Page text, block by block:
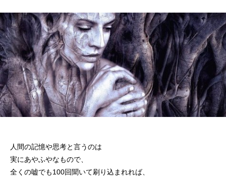
人間の記憶や思考と言うのは
実にあやふやなもので、
全くの嘘でも100回聞いて刷り込まれれば、